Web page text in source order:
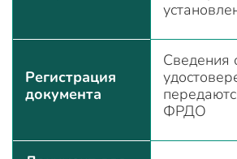
Регистрация
документа
Сведения
ФРДО